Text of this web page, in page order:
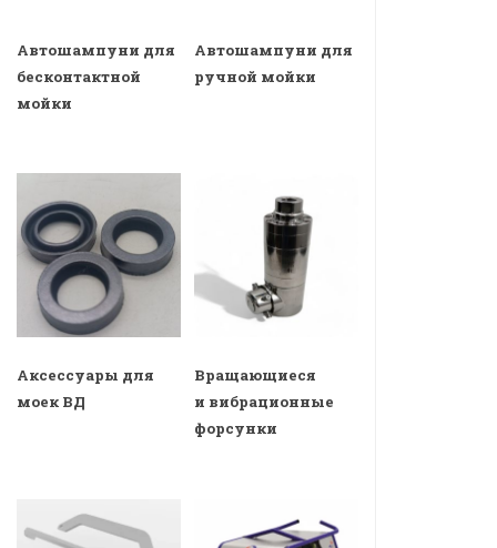
Автошампуни для
бесконтактной
мойки
Автошампуни для
ручной мойки
Аксессуары для
моек ВД
Вращающиеся
и вибрационные
форсунки